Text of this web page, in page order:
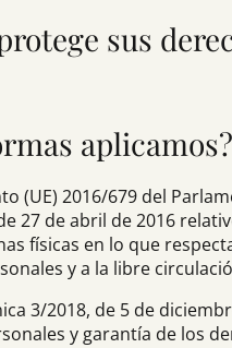
sus
aplicamos?
(UE) 2016/679 del
27 de abril de 2016
físicas en lo que
y a la libre
3/2018, de 5 de
y garantía de los